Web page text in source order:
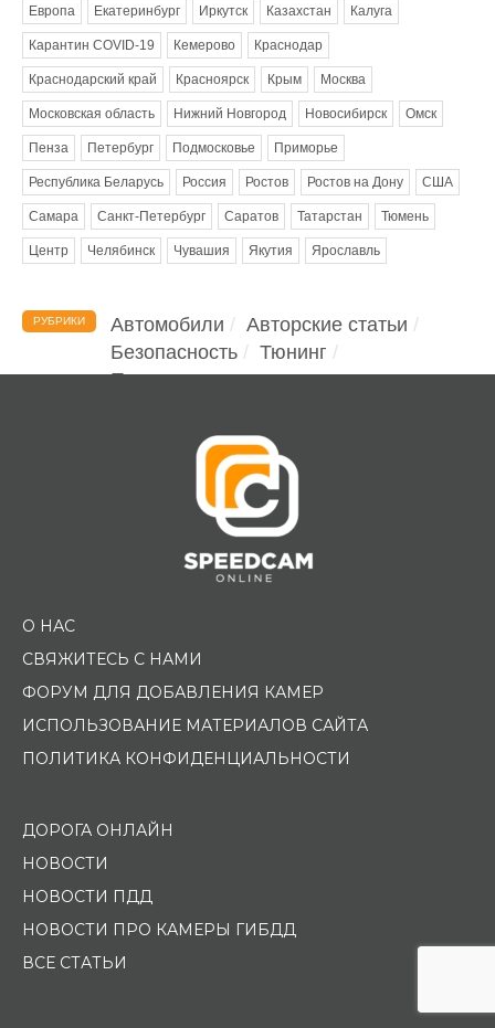
Европа Екатеринбург Иркутск Казахстан Калуга
Карантин COVID-19 Кемерово Краснодар
Краснодарский край Красноярск Крым Москва
Московская область Нижний Новгород Новосибирск Омск
Пенза Петербург Подмосковье Приморье
Республика Беларусь Россия Ростов Ростов на Дону США
Самара Санкт-Петербург Саратов Татарстан Тюмень
Центр Челябинск Чувашия Якутия Ярославль
РУБРИКИ Автомобили
Авторские статьи
Безопасность
Тюнинг
Помощь водителю
О НАС
СВЯЖИТЕСЬ С НАМИ
ФОРУМ ДЛЯ ДОБАВЛЕНИЯ КАМЕР
ИСПОЛЬЗОВАНИЕ МАТЕРИАЛОВ САЙТА
ПОЛИТИКА КОНФИДЕНЦИАЛЬНОСТИ
ДОРОГА ОНЛАЙН
НОВОСТИ
НОВОСТИ ПДД
НОВОСТИ ПРО КАМЕРЫ ГИБДД
ВСЕ СТАТЬИ